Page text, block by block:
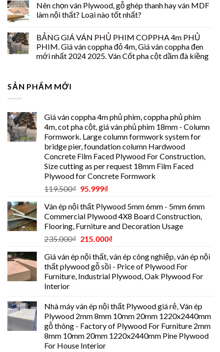
Nên chọn ván Plywood, gỗ ghép thanh hay ván MDF
làm nội thất? Loại nào tốt nhất?
BẢNG GIÁ VÁN PHỦ PHIM COPPHA 4m PHỦ
PHIM. Giá ván coppha đỏ 4m, Giá ván coppha đen
mới nhất 2024 2025. Ván Cốt pha cột dầm đà kiềng
SẢN PHẨM MỚI
Giá ván coppha 4m phủ phim, coppha phủ phim
4m, cot pha cột, giá ván phủ phim 18mm - Column
Formwork. Large column formwork system for
bridge pier, foundation column Hardwood
Concrete Film Faced Plywood For Construction,
Size cutting as per request 18mm Film Faced
Plywood for Concrete Formwork
119.500₫ 95.999₫
Ván ép nội thất Plywood 5mm 6mm - 5mm 6mm
Commercial Plywood 4X8 Board Construction,
Flooring, Furniture and Decoration Usage
235.000₫ 215.000₫
Giá ván ép nội thất, ván ép công nghiệp, ván ép nội
thất plywood gỗ sồi - Price of Plywood For
Furniture, Industrial Plywood, Oak Plywood For
Interior
Nhà máy ván ép nội thất Plywood giá rẻ, Ván ép
Plywood 2mm 8mm 10mm 20mm 1220x2440mm
gỗ thông - Factory of Plywood For Furniture 2mm
8mm 10mm 20mm 1220x2440mm Pine Plywood
For House Interior